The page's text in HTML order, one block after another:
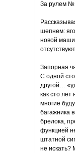
За рулем
шепнем:
новой
Запорная
С одной
другой…
как сто
многие
багажника
брелока,
функцией
штатной
не искать?